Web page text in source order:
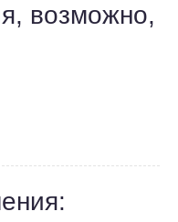
возможно,